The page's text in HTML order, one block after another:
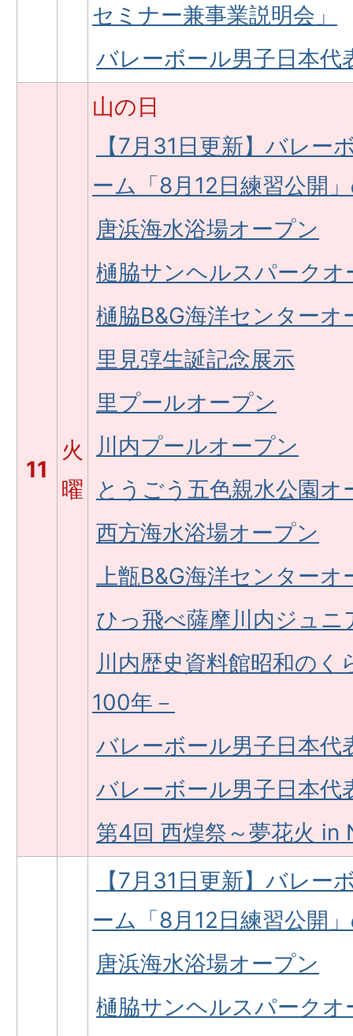
セミナー兼事業説明会」
バレーボール男子日本代
11
火
曜
山の日
【7月31日更新】バレー
ーム「8月12日練習公開
唐浜海水浴場オープン
樋脇サンヘルスパークオ
樋脇B&G海洋センターオ
里見弴生誕記念展示
里プールオープン
川内プールオープン
とうごう五色親水公園オ
西方海水浴場オープン
上甑B&G海洋センターオ
ひっ飛べ薩摩川内ジュニ
川内歴史資料館昭和のく
100年－
バレーボール男子日本代
バレーボール男子日本代
第4回 西煌祭～夢花火 in
【7月31日更新】バレー
ーム「8月12日練習公開
唐浜海水浴場オープン
樋脇サンヘルスパークオ